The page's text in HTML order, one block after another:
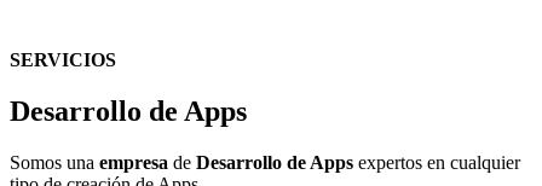
SERVICIOS
Desarrollo de Apps
Somos una empresa de Desarrollo de Apps expertos en cualquier